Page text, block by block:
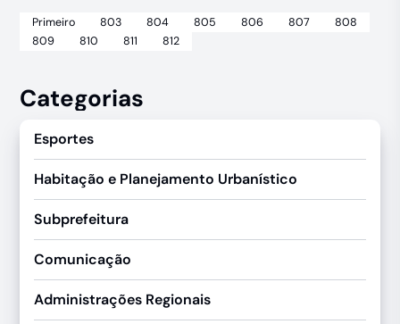
Primeiro 803 804 805 806 807
808
809
810 811 812
Categorias
Esportes
Habitação e Planejamento Urbanístico
Subprefeitura
Comunicação
Administrações Regionais